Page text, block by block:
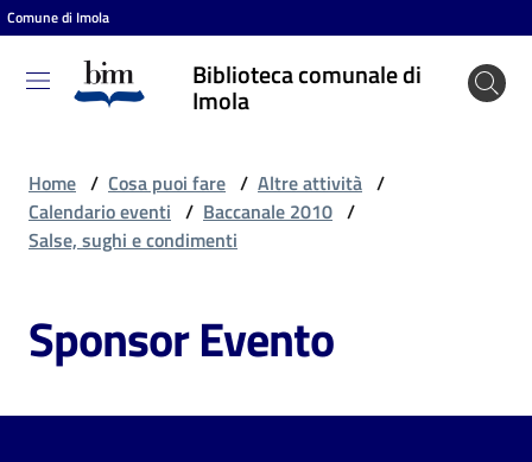
Vai al contenuto
Vai alla navigazione
Vai al footer
Comune di Imola
Biblioteca comunale di
Imola
Biblioteca
comunale
Cosa
fare
Home / Cosa puoi fare / Altre attività /
Calendario eventi / Baccanale 2010 /
Salse, sughi e condimenti
Sponsor Evento